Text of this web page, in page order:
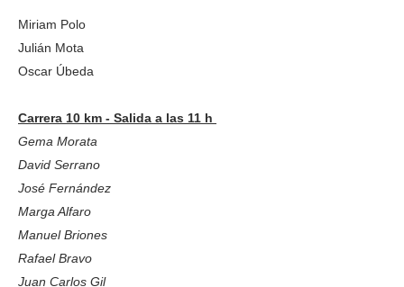
Miriam Polo
Julián Mota
Oscar Úbeda
Carrera 10 km - Salida a las 11 h
Gema Morata
David Serrano
José Fernández
Marga Alfaro
Manuel Briones
Rafael Bravo
Juan Carlos Gil